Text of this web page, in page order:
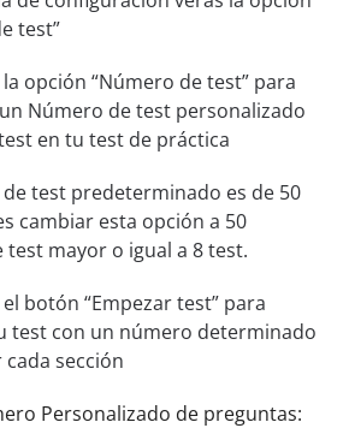
test”
opción “Número de test” para
Número de test personalizado
en tu test de práctica
test predeterminado es de 50
cambiar esta opción a 50
test mayor o igual a 8 test.
botón “Empezar test” para
test con un número determinado
sección
Personalizado de preguntas: